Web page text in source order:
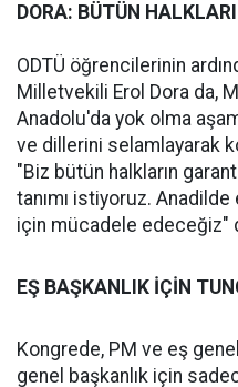
DORA: BÜTÜN
ODTÜ öğrencilerinin
Milletvekili Erol Dora da,
Anadolu'da yok olma
ve dillerini selamlayarak
"Biz bütün halkların
tanımı istiyoruz.
için mücadele edeceğiz"
EŞ BAŞKANLIK İÇİN
Kongrede, PM ve eş
genel başkanlık için